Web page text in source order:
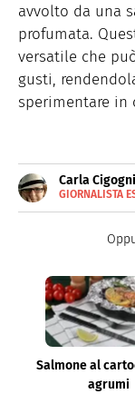
avvolto da una
profumata.
versatile che
gusti,
sperimentare in
Carla
GIORNALISTA
Giornalista
Salmone al
agrumi